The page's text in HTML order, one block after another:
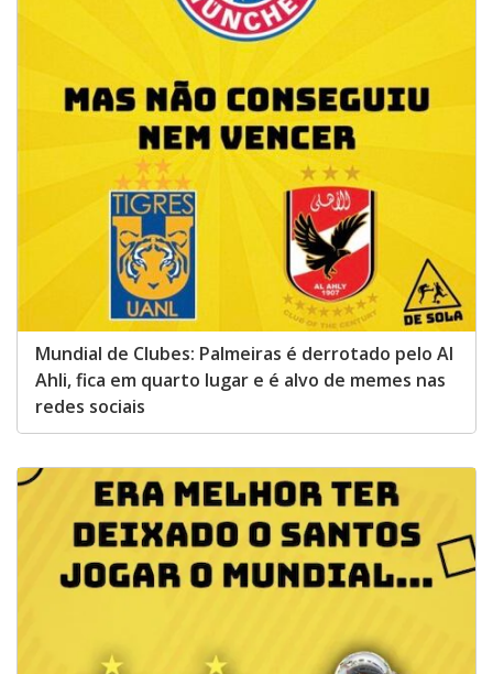
Mundial de Clubes: Palmeiras é derrotado pelo Al
Ahli, fica em quarto lugar e é alvo de memes nas
redes sociais